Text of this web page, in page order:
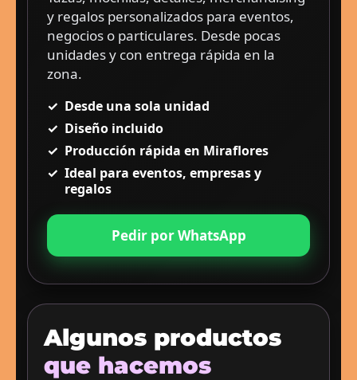
y regalos personalizados para eventos,
negocios o particulares. Desde pocas
unidades y con entrega rápida en la
zona.
✓ Desde una sola unidad
✓ Diseño incluido
✓ Producción rápida en Miraflores
✓ Ideal para eventos, empresas y
regalos
Pedir por WhatsApp
Algunos productos
que hacemos